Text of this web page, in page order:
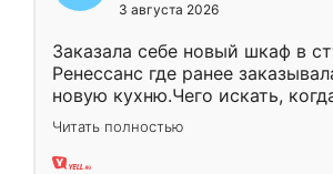
3 августа 2026
Заказала себе новый шкаф в
Ренессанс где ранее
новую кухню.Чего искать,
вполне довольна. Служит
два года, нареканий нет.
Читать полностью